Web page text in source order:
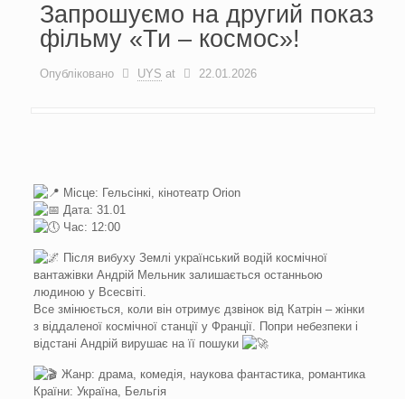
Запрошуємо на другий показ
фільму «Ти – космос»!
Опубліковано UYS at 22.01.2026
Місце: Гельсінкі, кінотеатр Orion
Дата: 31.01
Час: 12:00
Після вибуху Землі український водій космічної
вантажівки Андрій Мельник залишається останньою
людиною у Всесвіті.
Все змінюється, коли він отримує дзвінок від Катрін – жінки
з віддаленої космічної станції у Франції. Попри небезпеки і
відстані Андрій вирушає на її пошуки
Жанр: драма, комедія, наукова фантастика, романтика
Країни: Україна, Бельгія